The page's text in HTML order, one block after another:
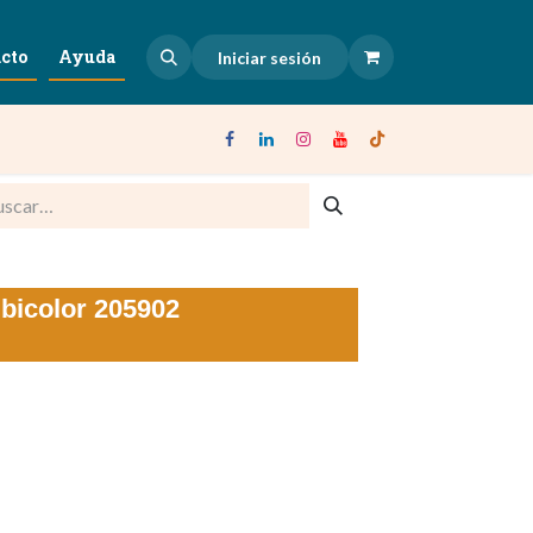
Ayuda Iniciar sesión
205902